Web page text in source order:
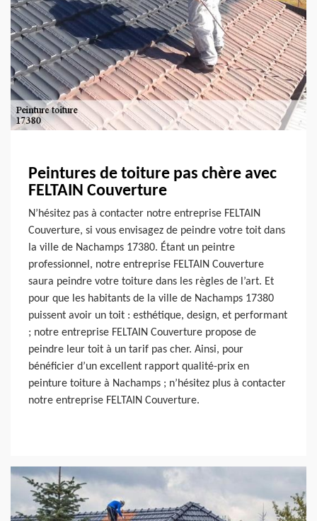
Peintures de toiture pas chère avec
FELTAIN Couverture
N’hésitez pas à contacter notre entreprise FELTAIN
Couverture, si vous envisagez de peindre votre toit dans
la ville de Nachamps 17380. Étant un peintre
professionnel, notre entreprise FELTAIN Couverture
saura peindre votre toiture dans les règles de l’art. Et
pour que les habitants de la ville de Nachamps 17380
puissent avoir un toit : esthétique, design, et performant
; notre entreprise FELTAIN Couverture propose de
peindre leur toit à un tarif pas cher. Ainsi, pour
bénéficier d’un excellent rapport qualité-prix en
peinture toiture à Nachamps ; n’hésitez plus à contacter
notre entreprise FELTAIN Couverture.